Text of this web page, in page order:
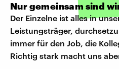
Nur gemeinsam sind
Der Einzelne ist alles in
Leistungsträger,
immer für den Job, die
Richtig stark macht uns